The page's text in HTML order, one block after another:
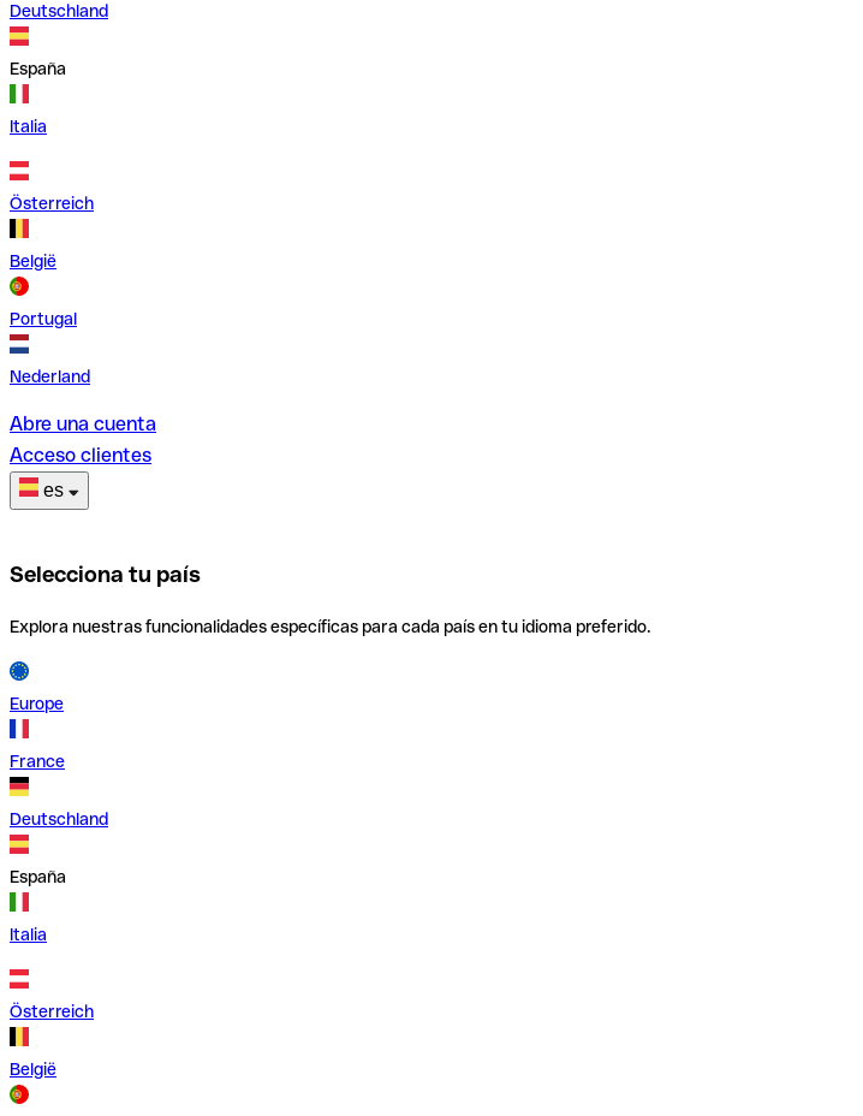
Deutschland
España
Italia
Österreich
België
Portugal
Nederland
Abre una cuenta
Acceso clientes
es
Selecciona tu país
Explora nuestras funcionalidades específicas para cada país en tu idioma preferido.
Europe
France
Deutschland
España
Italia
Österreich
België